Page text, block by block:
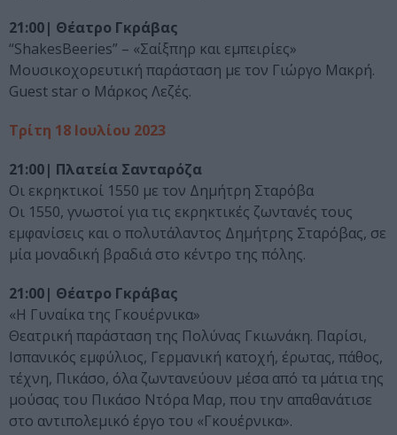
21:00| Θέατρο Γκράβας
“ShakesBeeries” – «Σαίξπηρ και εμπειρίες»
Μουσικοχορευτική παράσταση με τον Γιώργο Μακρή.
Guest star ο Μάρκος Λεζές.
Τρίτη 18 Ιουλίου 2023
21:00| Πλατεία Σανταρόζα
Οι εκρηκτικοί 1550 με τον Δημήτρη Σταρόβα
Οι 1550, γνωστοί για τις εκρηκτικές ζωντανές τους
εμφανίσεις και ο πολυτάλαντος Δημήτρης Σταρόβας, σε
μία μοναδική βραδιά στο κέντρο της πόλης.
21:00| Θέατρο Γκράβας
«Η Γυναίκα της Γκουέρνικα»
Θεατρική παράσταση της Πολύνας Γκιωνάκη. Παρίσι,
Ισπανικός εμφύλιος, Γερμανική κατοχή, έρωτας, πάθος,
τέχνη, Πικάσο, όλα ζωντανεύουν μέσα από τα μάτια της
μούσας του Πικάσο Ντόρα Μαρ, που την απαθανάτισε
στο αντιπολεμικό έργο του «Γκουέρνικα».